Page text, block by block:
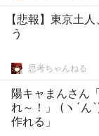
【悲報】東京土
う
思考ちゃんねる
陽キャまんさん
れ～！」 (ヽ´ん
作れる」